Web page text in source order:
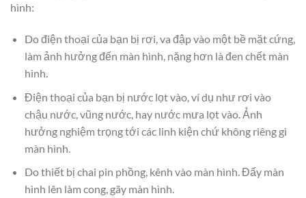
hình:
Do điện thoại của bạn bị rơi, va đập vào một bề mặt cứng,
làm ảnh hưởng đến màn hình, nặng hơn là đen chết màn
hình.
Điện thoại của bạn bị nước lọt vào, ví dụ như rơi vào
chậu nước, vũng nước, hay nước mưa lọt vào. Ảnh
hưởng nghiệm trọng tới các linh kiện chứ không riêng gì
màn hình.
Do thiết bị chai pin phồng, kênh vào màn hình. Đẩy màn
hình lên làm cong, gãy màn hình.